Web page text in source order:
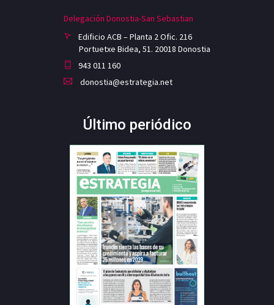
Delegación Donostia-San Sebastian
Edificio ACB – Planta 2 Ofic. 216
Portuetxe Bidea, 51. 20018 Donostia
943 011 160
donostia@estrategia.net
Último periódico